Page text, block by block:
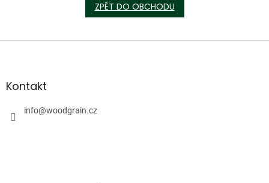
ZPĚT DO OBCHODU
Z
aKontakt
info@woodgrain.cz